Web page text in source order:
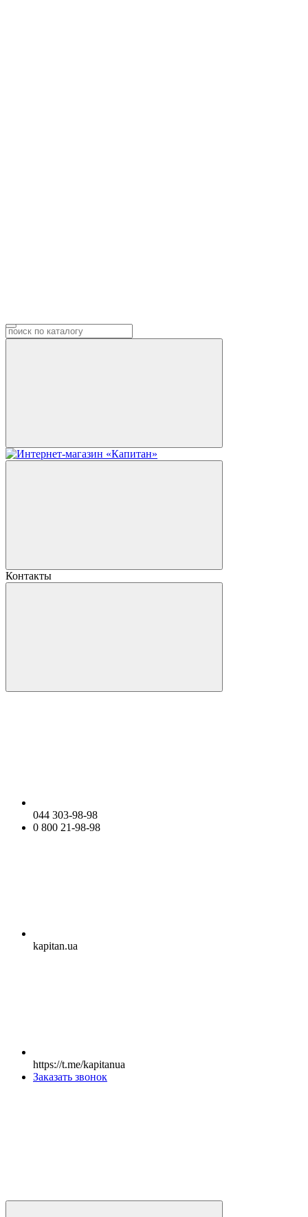
Контакты
044 303-98-98
0 800 21-98-98
kapitan.ua
https://t.me/kapitanua
Заказать звонок